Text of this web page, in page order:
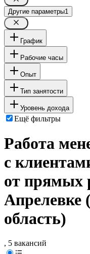
Другие параметры1
График
Рабочие часы
Опыт
Тип занятости
Уровень дохода
Ещё фильтры
Работа
с
от прямых
Апрелевке
область)
, 5 вакансий